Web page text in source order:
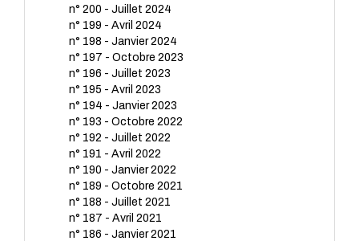
n° 200 - Juillet 2024
n° 199 - Avril 2024
n° 198 - Janvier 2024
n° 197 - Octobre 2023
n° 196 - Juillet 2023
n° 195 - Avril 2023
n° 194 - Janvier 2023
n° 193 - Octobre 2022
n° 192 - Juillet 2022
n° 191 - Avril 2022
n° 190 - Janvier 2022
n° 189 - Octobre 2021
n° 188 - Juillet 2021
n° 187 - Avril 2021
n° 186 - Janvier 2021